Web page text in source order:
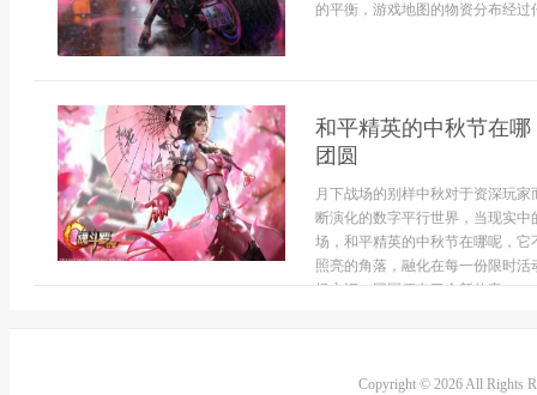
的平衡，游戏地图的物资分布经
和平精英的中秋节在
团圆
月下战场的别样中秋对于资深玩
断演化的数字平行世界，当现实
场，和平精英的中秋节在哪呢，
照亮的角落，融化在每一份限时
场交汇，团圆便有了全新的定...
Copyright © 2026 All Rights